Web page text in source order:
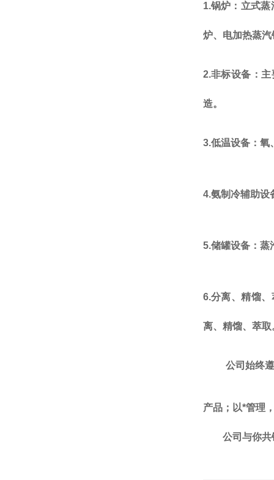
1.锅炉：立式蒸
炉、电加热蒸汽
2.非标设备：
造。
3.低温设备：氧
4.氨制冷辅助设
5.储罐设备：蒸
6.分离、精馏
离、精馏、萃取
公司始终
产品；以*管理
公司 与你共